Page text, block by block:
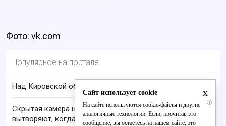
Фото: vk.com
Популярное на портале
Над Кировской областью сбили БПЛА
i
Скрытая камера на пляже Крыма: Что люди
вытворяют, когда их не видят...
x
Сайт использует cookie
На сайте используются cookie-файлы и другие
аналогичные технологии. Если, прочитав это
сообщение, вы остаетесь на нашем сайте, это